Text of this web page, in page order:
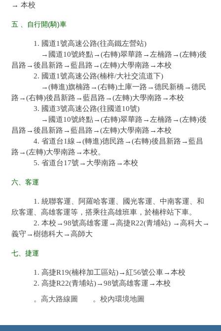
→ 本校
五 、自行開(騎)車
1. 國道1號高速公路(往高鐵左營站)
→國道10號終點→(右轉)翠華路→左楠路→(左轉)後
昌路→後昌新路→藍昌路→(左轉)大學南路→本校
2. 國道1號高速公路(楠梓/大社交流道下)
→(轉進)旗楠路→(右轉)土庫一路→德民新橋→德民
路→(右轉)後昌新路→藍昌路→(左轉)大學南路→本校
3. 國道3號高速公路(往國道10號)
→國道10號終點→(右轉)翠華路→左楠路→(左轉)後
昌路→後昌新路→藍昌路→(左轉)大學南路→本校
4. 省道台1線→(轉進)德民路→(右轉)後昌新路→藍昌
路→(左轉)大學南路→本校。
5. 省道台17號→大學南路→本校
六、客運
1. 統聯客運、阿羅哈客運、國光客運、中南客運、和
欣客運、高雄客運等，搭乘往高雄班車，於楠梓站下車。
2. 本校→98號高雄客運→高捷R22(青埔站) →高科大→
義守→樹德科大→高師大
七、捷運
1. 高捷R19(楠梓加工區站)→紅56號公車→本校
2. 高捷R22(青埔站)→98號高雄客運→本校
。 高大路線圖 。 校內環境地圖